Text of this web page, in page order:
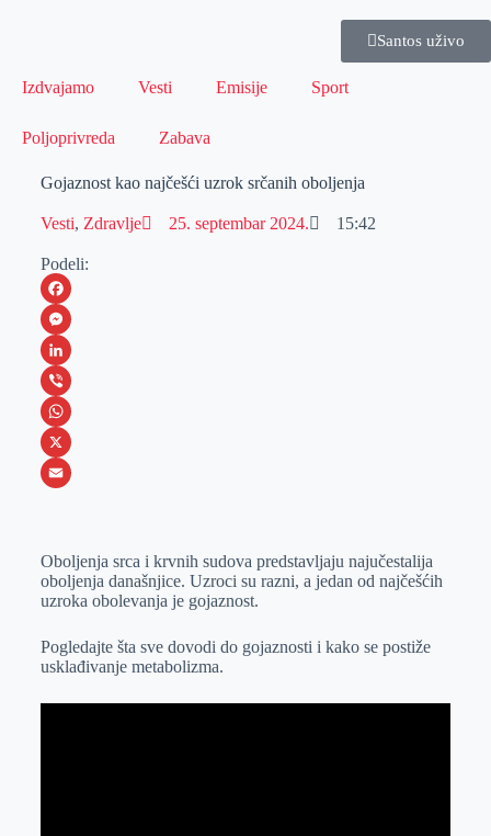
Santos uživo
Izdvajamo Vesti Emisije Sport
Poljoprivreda Zabava
Gojaznost kao najčešći uzrok srčanih oboljenja
Vesti, Zdravlje 25. septembar 2024. 15:42
Podeli:
F
a
c
e
b
o
M
e
s
s
e
e
r
L
i
n
k
I
n
V
i
b
W
h
s
A
p
X
a
i
Oboljenja srca i krvnih sudova predstavljaju najučestalija
oboljenja današnjice. Uzroci su razni, a jedan od najčešćih
uzroka obolevanja je gojaznost.
Pogledajte šta sve dovodi do gojaznosti i kako se postiže
usklađivanje metabolizma.